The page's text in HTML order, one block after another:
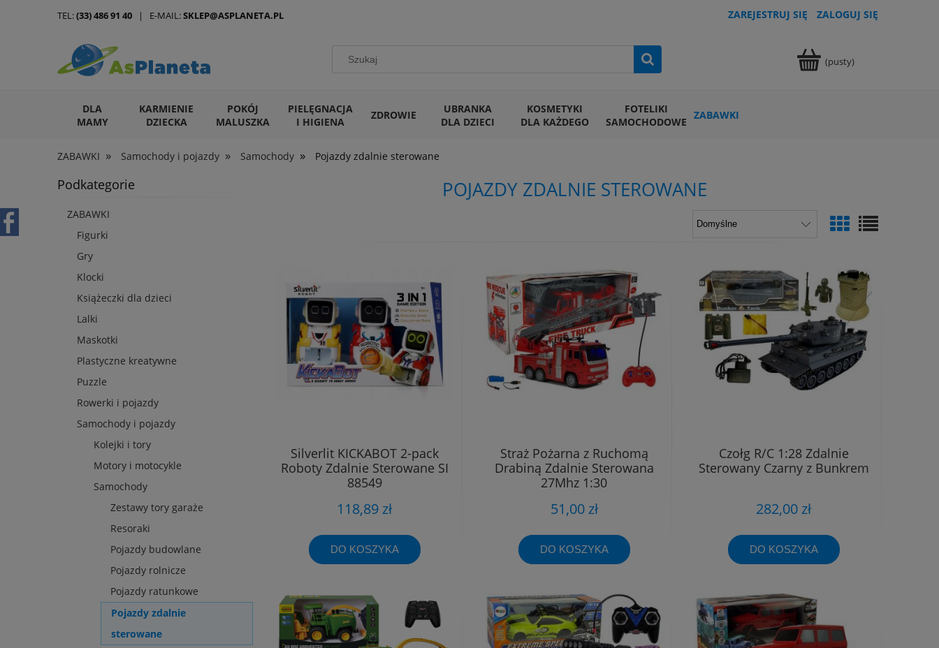
ZAREJESTRUJ SIĘ ZALOGUJ SIĘ
(pusty)
DLA
MAMY
KARMIENIE
DZIECKA
POKÓJ
MALUSZKA
PIELĘGNACJA
I HIGIENA
ZDROWIE
UBRANKA
DLA DZIECI
KOSMETYKI
DLA KAŻDEGO
FOTELIKI
SAMOCHODOWE ZABAWKI
ARTYKUŁY DLA ZWIERZĄT
ZABAWKI » Samochody i pojazdy » Samochody » Pojazdy zdalnie sterowane
TEL:(33) 486 91 40 | E-MAIL:SKLEP@ASPLANETA.PL
Podkategorie
ZABAWKI
Figurki
Gry
Klocki
Książeczki dla dzieci
Lalki
Maskotki
Plastyczne kreatywne
Puzzle
Rowerki i pojazdy
Samochody i pojazdy
Kolejki i tory
Motory i motocykle
Samochody
Zestawy tory garaże
Resoraki
Pojazdy budowlane
Pojazdy rolnicze
Pojazdy ratunkowe
Pojazdy zdalnie
sterowane
POJAZDY ZDALNIE STEROWANE
Silverlit KICKABOT 2-pack
Roboty Zdalnie Sterowane SI
88549
118,89 zł
DO KOSZYKA
Straż Pożarna z Ruchomą
Drabiną Zdalnie Sterowana
27Mhz 1:30
51,00 zł
DO KOSZYKA
Czołg R/C 1:28 Zdalnie
Sterowany Czarny z Bunkrem
282,00 zł
DO KOSZYKA